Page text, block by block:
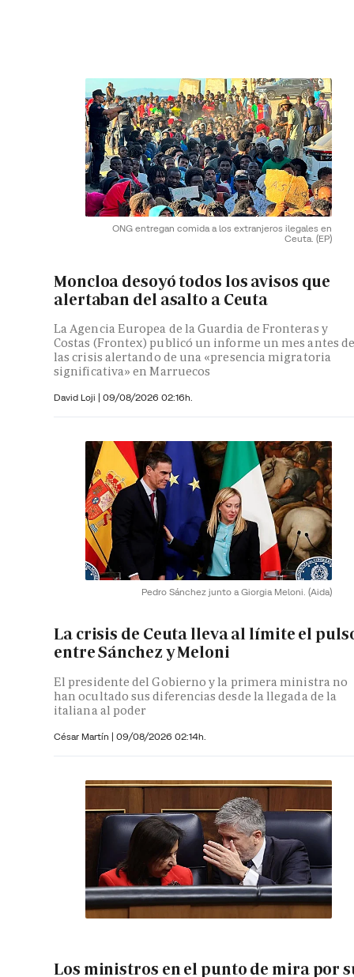
ONG entregan comida a los extranjeros ilegales en
Ceuta. (EP)
Moncloa desoyó todos los avisos que
alertaban del asalto a Ceuta
La Agencia Europea de la Guardia de Fronteras y
Costas (Frontex) publicó un informe un mes antes
las crisis alertando de una «presencia migratoria
significativa» en Marruecos
David Loji | 09/08/2026 02:16h.
Pedro Sánchez junto a Giorgia Meloni. (Aida)
La crisis de Ceuta lleva al límite el
entre Sánchez y Meloni
El presidente del Gobierno y la primera ministra no
han ocultado sus diferencias desde la llegada de la
italiana al poder
César Martín | 09/08/2026 02:14h.
Los ministros en el punto de mira por